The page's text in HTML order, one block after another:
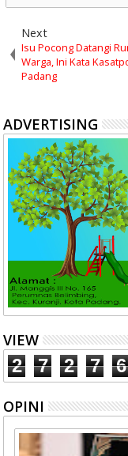
Next
Isu Pocong Datangi
Warga, Ini Kata
Padang
ADVERTISING
VIEW
2 7 2 7 6
OPINI